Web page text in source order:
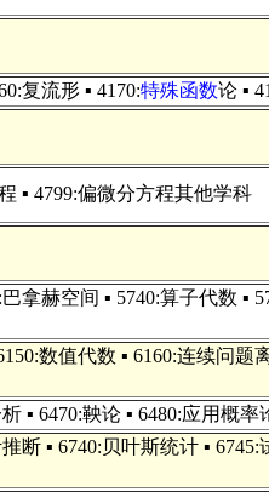
复流形 ▪ 4170:特殊函数论 ▪
▪ 4799:偏微分方程其他学科
拿赫空间 ▪ 5740:算子代数 ▪
数值代数 ▪ 6160:连续问题
▪ 6470:鞅论 ▪ 6480:应用概
断 ▪ 6740:贝叶斯统计 ▪